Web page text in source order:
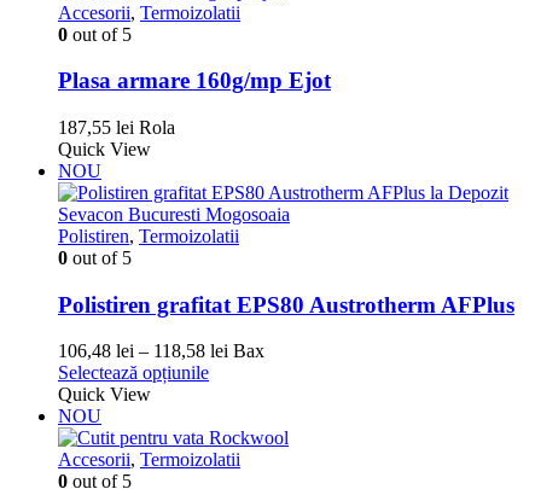
Accesorii, Termoizolatii
0 out of 5
Plasa armare 160g/mp Ejot
187,55 lei Rola
Quick View
NOU
Polistiren, Termoizolatii
0 out of 5
Polistiren grafitat EPS80 Austrotherm AFPlus
106,48 lei – 118,58 lei Interval
până
la
Bax
Selectează opțiunileAcest
mai
multe
Quick View
NOU
Accesorii, Termoizolatii
0 out of 5